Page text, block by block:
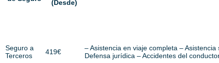
(Desde)
Seguro a
Terceros
419€
– Asistencia en viaje completa –
Defensa jurídica – Accidentes del